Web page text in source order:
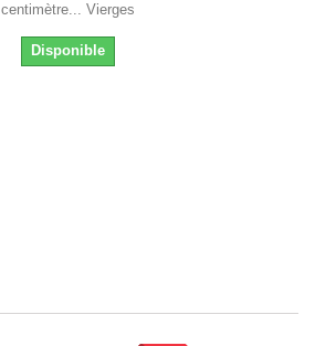
centimètre... Vierges
Disponible